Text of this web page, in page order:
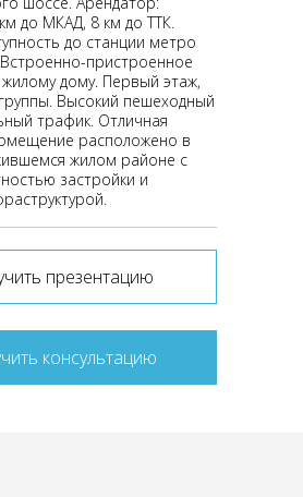
до МКАД, 8 км до ТТК.
до станции метро
Встроенно-пристроенное
дому. Первый этаж,
Высокий пешеходный
трафик. Отличная
расположено в
жилом районе с
застройки и
презентацию
консультацию